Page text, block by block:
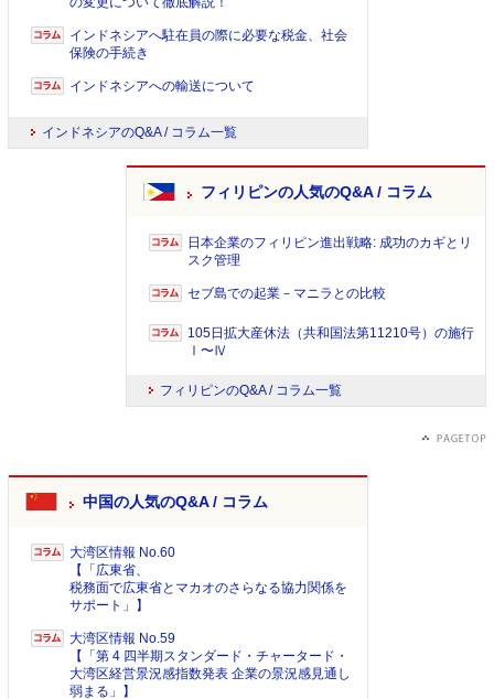
インドネシアへ駐在員の際に必要な税金、社会
保険の手続き
インドネシアへの輸送について
インドネシアのQ&A / コラム一覧
フィリピンの人気のQ&A / コラム
日本企業のフィリピン進出戦略: 成功のカギとリ
スク管理
セブ島での起業－マニラとの比較
105日拡大産休法（共和国法第11210号）の施行
Ⅰ〜Ⅳ
フィリピンのQ&A / コラム一覧
中国の人気のQ&A / コラム
大湾区情報 No.60
【「広東省、
税務面で広東省とマカオのさらなる協力関係を
サポート」】
大湾区情報 No.59
【「第 4 四半期スタンダード・チャータード・
大湾区経営景況感指数発表 企業の景況感見通し
弱まる」】